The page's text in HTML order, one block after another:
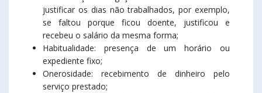
justificar os dias não trabalhados, por exemplo,
se faltou porque ficou doente, justificou e
recebeu o salário da mesma forma;
Habitualidade: presença de um horário ou
expediente fixo;
Onerosidade: recebimento de dinheiro pelo
serviço prestado;